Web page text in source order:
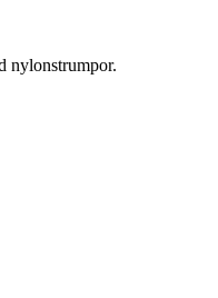
nylonstrumpor.